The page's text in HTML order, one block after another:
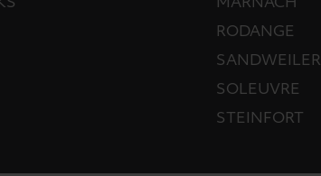
MARNACH
RODANGE
SANDWEILER
SOLEUVRE
STEINFORT